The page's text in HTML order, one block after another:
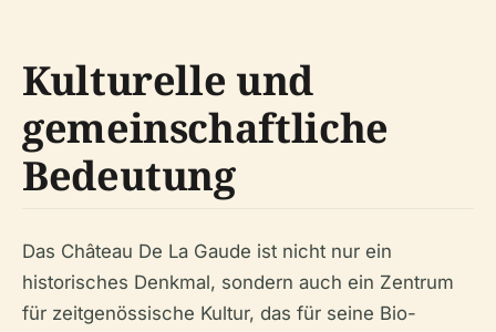
Kulturelle und
gemeinschaftliche
Bedeutung
Das Château De La Gaude ist nicht nur ein
historisches Denkmal, sondern auch ein Zentrum
für zeitgenössische Kultur, das für seine Bio-